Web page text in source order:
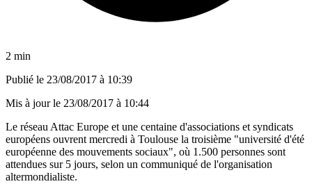
2 min
Publié le 23/08/2017 à 10:39
Mis à jour le 23/08/2017 à 10:44
Le réseau Attac Europe et une centaine d'associations et syndicats
européens ouvrent mercredi à Toulouse la troisième "université d'été
européenne des mouvements sociaux", où 1.500 personnes sont
attendues sur 5 jours, selon un communiqué de l'organisation
altermondialiste.